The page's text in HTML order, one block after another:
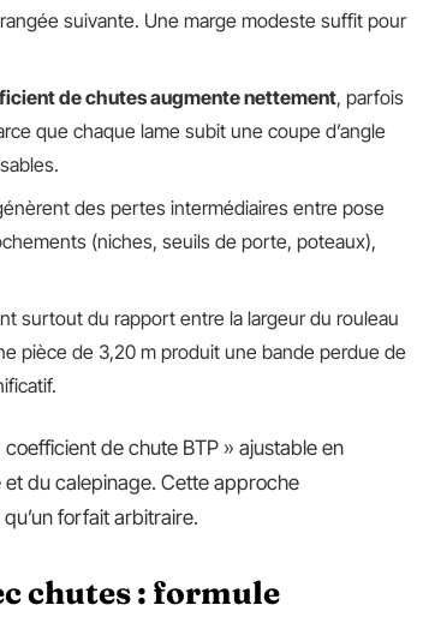
suivante. Une marge modeste suffit pour
de chutes augmente nettement, parfois
que chaque lame subit une coupe d’angle
des pertes intermédiaires entre pose
(niches, seuils de porte, poteaux),
surtout du rapport entre la largeur du rouleau
pièce de 3,20 m produit une bande perdue de
de chute BTP » ajustable en
du calepinage. Cette approche
forfait arbitraire.
chutes : formule